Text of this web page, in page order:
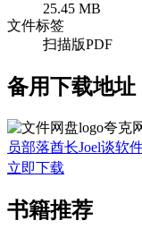
25.45 MB
文件标签
扫描版PDF
备用下载地址
夸克
员部落酋长Joel谈软
立即下载
书籍推荐